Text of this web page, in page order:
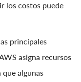
los costos puede
principales
asigna recursos
algunas